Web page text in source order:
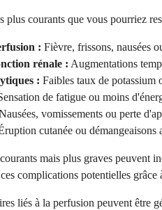
plus courants que vous pourriez
: Fièvre, frissons, nausées
rénale : Augmentations
: Faibles taux de potassium
de fatigue ou moins
vomissements ou perte
cutanée ou démangeaisons
mais plus graves peuvent
complications potentielles
liés à la perfusion peuvent être